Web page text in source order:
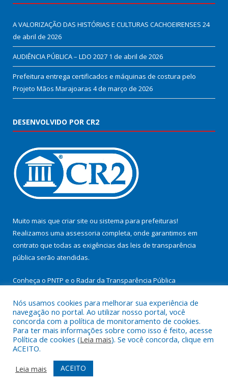
A VALORIZAÇÃO DAS HISTÓRIAS E CULTURAS CACHOEIRENSES 24
de abril de 2026
AUDIÊNCIA PÚBLICA – LDO 2027 1 de abril de 2026
Prefeitura entrega certificados e máquinas de costura pelo
Projeto Mãos Marajoaras 4 de março de 2026
DESENVOLVIDO POR CR2
Muito mais que criar site ou sistema para prefeituras!
Realizamos uma assessoria completa, onde garantimos em
contrato que todas as exigências das leis de transparência
pública serão atendidas.
Conheça o PNTP e o Radar da Transparência Pública
Todos os direitos reservados a Prefeitura Municipal de
Cachoeira do Arari.
Mapa do Site
Acessar Área Administrativa
Acessar Webmail
Nós usamos cookies para melhorar sua experiência de
navegação no portal. Ao utilizar nosso portal, você
concorda com a política de monitoramento de cookies.
Para ter mais informações sobre como isso é feito, acesse
Política de cookies (Leia mais). Se você concorda, clique em
ACEITO.
Leia mais
ACEITO